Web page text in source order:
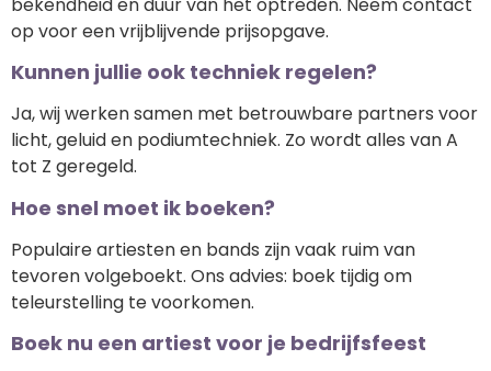
op voor een vrijblijvende prijsopgave.
Kunnen jullie ook techniek regelen?
Ja, wij werken samen met betrouwbare partners voor
licht, geluid en podiumtechniek. Zo wordt alles van A
tot Z geregeld.
Hoe snel moet ik boeken?
Populaire artiesten en bands zijn vaak ruim van
tevoren volgeboekt. Ons advies: boek tijdig om
teleurstelling te voorkomen.
Boek nu een artiest voor je bedrijfsfeest